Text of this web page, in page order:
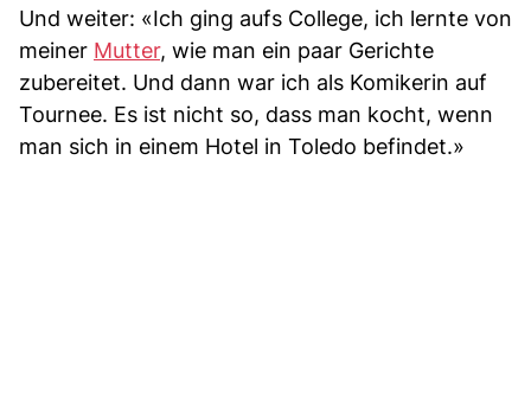
Und weiter: «Ich ging aufs College, ich lernte von
meiner Mutter, wie man ein paar Gerichte
zubereitet. Und dann war ich als Komikerin auf
Tournee. Es ist nicht so, dass man kocht, wenn
man sich in einem Hotel in Toledo befindet.»